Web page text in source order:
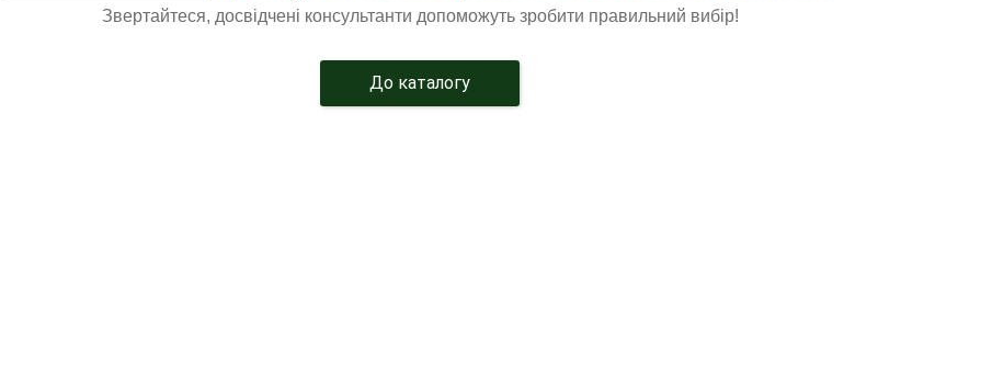
Звертайтеся, досвідчені консультанти допоможуть зробити правильний вибір!
До каталогу